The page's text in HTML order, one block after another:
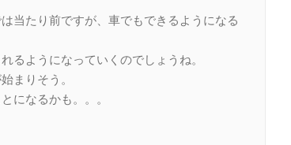
当たり前ですが、車でもできるようになる
るようになっていくのでしょうね。
まりそう。
になるかも。。。